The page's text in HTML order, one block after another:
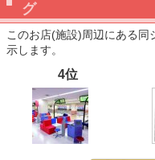
グ
このお店(施設)周辺にある同
示します。
4位